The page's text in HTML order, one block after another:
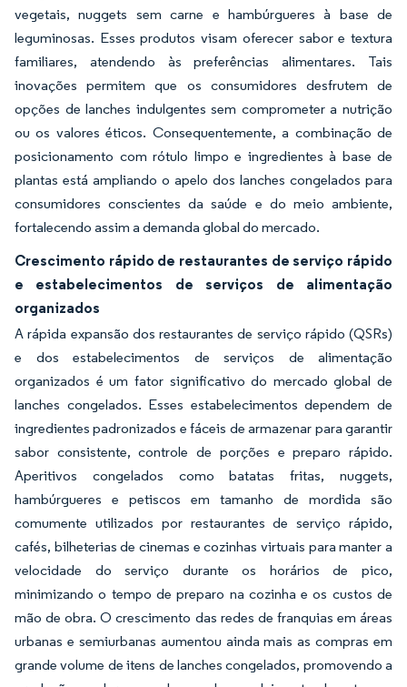
vegetais, nuggets sem carne e hambúrgueres à base de
leguminosas. Esses produtos visam oferecer sabor e textura
familiares, atendendo às preferências alimentares. Tais
inovações permitem que os consumidores desfrutem de
opções de lanches indulgentes sem comprometer a nutrição
ou os valores éticos. Consequentemente, a combinação de
posicionamento com rótulo limpo e ingredientes à base de
plantas está ampliando o apelo dos lanches congelados para
consumidores conscientes da saúde e do meio ambiente,
fortalecendo assim a demanda global do mercado.
Crescimento rápido de restaurantes de serviço rápido
e estabelecimentos de serviços de alimentação
organizados
A rápida expansão dos restaurantes de serviço rápido (QSRs)
e dos estabelecimentos de serviços de alimentação
organizados é um fator significativo do mercado global de
lanches congelados. Esses estabelecimentos dependem de
ingredientes padronizados e fáceis de armazenar para garantir
sabor consistente, controle de porções e preparo rápido.
Aperitivos congelados como batatas fritas, nuggets,
hambúrgueres e petiscos em tamanho de mordida são
comumente utilizados por restaurantes de serviço rápido,
cafés, bilheterias de cinemas e cozinhas virtuais para manter a
velocidade do serviço durante os horários de pico,
minimizando o tempo de preparo na cozinha e os custos de
mão de obra. O crescimento das redes de franquias em áreas
urbanas e semiurbanas aumentou ainda mais as compras em
grande volume de itens de lanches congelados, promovendo a